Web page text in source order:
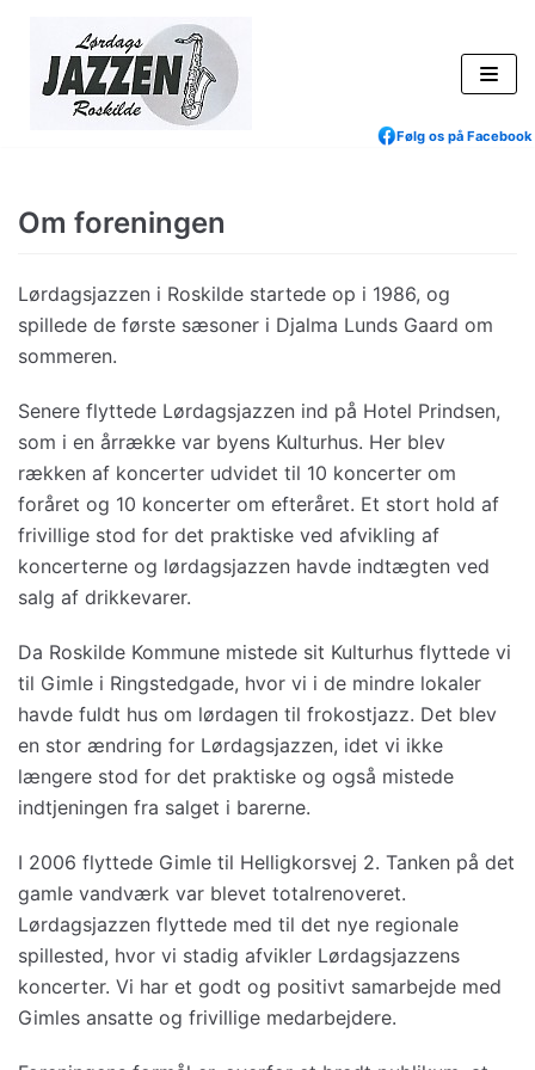
Skip
to
Følg os på Facebook
Om foreningen
Lørdagsjazzen i Roskilde startede op i 1986, og
spillede de første sæsoner i Djalma Lunds Gaard om
sommeren.
Senere flyttede Lørdagsjazzen ind på Hotel Prindsen,
som i en årrække var byens Kulturhus. Her blev
rækken af koncerter udvidet til 10 koncerter om
foråret og 10 koncerter om efteråret. Et stort hold af
frivillige stod for det praktiske ved afvikling af
koncerterne og lørdagsjazzen havde indtægten ved
salg af drikkevarer.
Da Roskilde Kommune mistede sit Kulturhus flyttede vi
til Gimle i Ringstedgade, hvor vi i de mindre lokaler
havde fuldt hus om lørdagen til frokostjazz. Det blev
en stor ændring for Lørdagsjazzen, idet vi ikke
længere stod for det praktiske og også mistede
indtjeningen fra salget i barerne.
I 2006 flyttede Gimle til Helligkorsvej 2. Tanken på det
gamle vandværk var blevet totalrenoveret.
Lørdagsjazzen flyttede med til det nye regionale
spillested, hvor vi stadig afvikler Lørdagsjazzens
koncerter. Vi har et godt og positivt samarbejde med
Gimles ansatte og frivillige medarbejdere.